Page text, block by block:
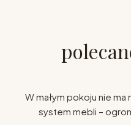
W małym pokoju nie
system mebli –